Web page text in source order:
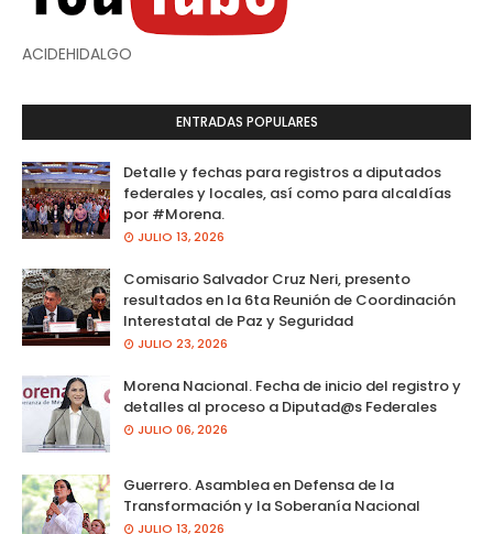
ACIDEHIDALGO
ENTRADAS POPULARES
Detalle y fechas para registros a diputados
federales y locales, así como para alcaldías
por #Morena.
JULIO 13, 2026
Comisario Salvador Cruz Neri, presento
resultados en la 6ta Reunión de Coordinación
Interestatal de Paz y Seguridad
JULIO 23, 2026
Morena Nacional. Fecha de inicio del registro y
detalles al proceso a Diputad@s Federales
JULIO 06, 2026
Guerrero. Asamblea en Defensa de la
Transformación y la Soberanía Nacional
JULIO 13, 2026